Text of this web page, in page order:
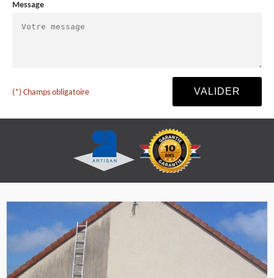
Message
(*) Champs obligatoire